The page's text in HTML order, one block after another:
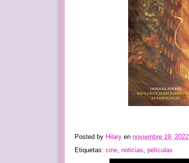
Posted by Hilary en noviembre 19, 2022
Etiquetas: cine, noticias, películas